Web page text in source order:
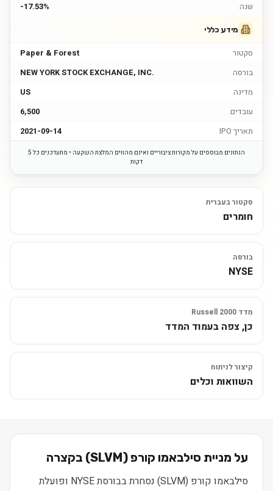
שנה
-17.53%
מידע כללי
סקטור
Paper & Forest
בורסה
NEW YORK STOCK EXCHANGE, INC.
מדינה
US
עובדים
6,500
תאריך IPO
2021-09-14
הנתונים מבוססים על מקורות ציבוריים ואינם מהווים המלצת השקעה • מתעדכנים כל 5
דקות
סקטור בעברית
חומרים
בורסה
NYSE
מדד Russell 2000
כן, צפה בעמוד המדד
קיצור לניתוח
השוואות וכלים
על מניית סילבאמו קורפ (
SLVM) בקצרה
סילבאמו קורפ (SLVM) נסחרת בבורסת NYSE ופועלת